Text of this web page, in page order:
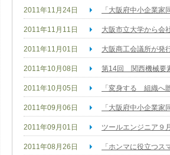
2011年11月24日 「大阪府中小企業
2011年11月11日 大阪市立大学から会
2011年11月01日 大阪商工会議所が発
2011年10月08日 第14回 関西機械要
2011年10月05日 「変身する 組織へ
2011年09月06日 「大阪府中小企業
2011年09月01日 ツールエンジニア９
2011年08月26日 「ホンマに役立つ